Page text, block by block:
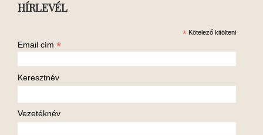
HÍRLEVÉL
* Kötelező kitölteni
Email cím *
Keresztnév
Vezetéknév